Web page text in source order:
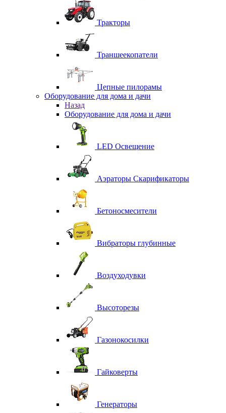
Тракторы
Траншеекопатели
Цепные пилорамы
Оборудование для дома и дачи
Назад
Оборудование для дома и дачи
LED Освещение
Аэраторы Скарификаторы
Бетоносмесители
Вибраторы глубинные
Воздуходувки
Высоторезы
Газонокосилки
Гайковерты
Генераторы